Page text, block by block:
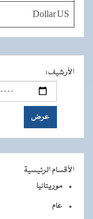
Dollar US
الأرشيف:
الأقسام الرئيسية
موريتانيا
عام